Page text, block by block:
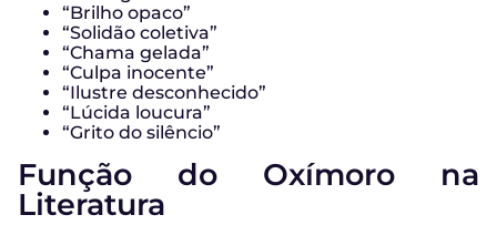
“Brilho opaco”
“Solidão coletiva”
“Chama gelada”
“Culpa inocente”
“Ilustre desconhecido”
“Lúcida loucura”
“Grito do silêncio”
Função do Oxímoro na
Literatura